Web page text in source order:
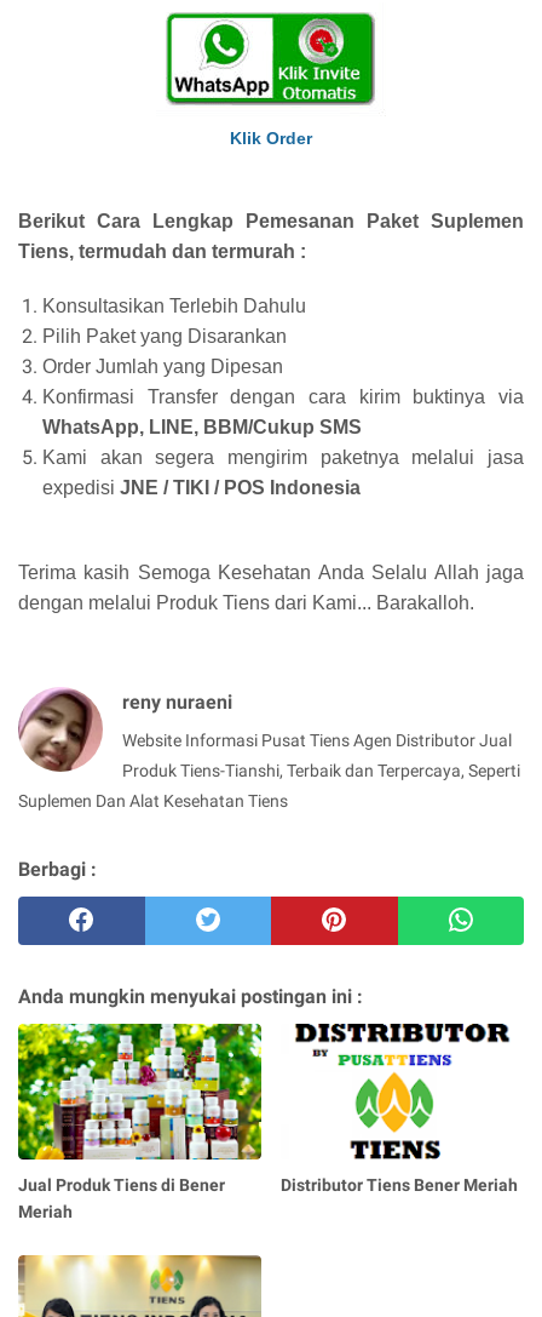
Klik Order
Berikut Cara Lengkap Pemesanan Paket Suplemen
Tiens, termudah dan termurah :
Konsultasikan Terlebih Dahulu
Pilih Paket yang Disarankan
Order Jumlah yang Dipesan
Konfirmasi Transfer dengan cara kirim buktinya via
WhatsApp, LINE, BBM/Cukup SMS
Kami akan segera mengirim paketnya melalui jasa
expedisi JNE / TIKI / POS Indonesia
Terima kasih Semoga Kesehatan Anda Selalu Allah jaga
dengan melalui Produk Tiens dari Kami... Barakalloh.
reny nuraeni
Website Informasi Pusat Tiens Agen Distributor Jual
Produk Tiens-Tianshi, Terbaik dan Terpercaya, Seperti
Suplemen Dan Alat Kesehatan Tiens
Berbagi :
Anda mungkin menyukai postingan ini :
Jual Produk Tiens di Bener
Meriah
Distributor Tiens Bener Meriah